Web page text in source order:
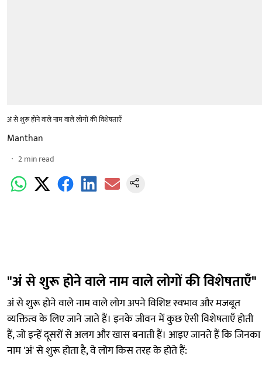
अं से शुरू होने वाले नाम वाले लोगों की विशेषताएँ
Manthan
2min read
"अं से शुरू होने वाले नाम वाले लोगों की विशेषताएँ"
अं से शुरू होने वाले नाम वाले लोग अपने विशिष्ट स्वभाव और मजबूत
व्यक्तित्व के लिए जाने जाते हैं। इनके जीवन में कुछ ऐसी विशेषताएँ होती
हैं, जो इन्हें दूसरों से अलग और खास बनाती हैं। आइए जानते हैं कि जिनका
नाम 'अं' से शुरू होता है, वे लोग किस तरह के होते हैं: